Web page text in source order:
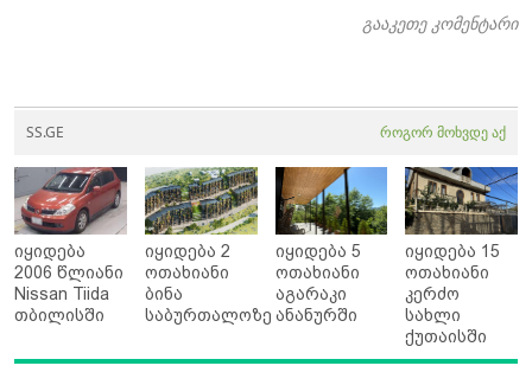
გააკეთე კომენტარი
SS.GE როგორ მოხვდე აქ
იყიდება
2006 წლიანი
Nissan Tiida
თბილისში
იყიდება 2
ოთახიანი
ბინა
საბურთალოზე
იყიდება 5
ოთახიანი
აგარაკი
ანანურში
იყიდება 15
ოთახიანი
კერძო
სახლი
ქუთაისში